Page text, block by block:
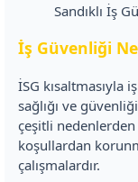
Sandıklı İş
İş Güvenliği
İSG kısaltmasıyla
sağlığı ve
çeşitli
koşullardan
çalışmalardır.